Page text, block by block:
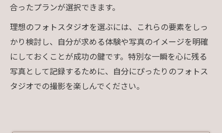
合ったプランが選択できます。
理想のフォトスタジオを選ぶには、これらの要素をしっ
かり検討し、自分が求める体験や写真のイメージを明確
にしておくことが成功の鍵です。特別な一瞬を心に残る
写真として記録するために、自分にぴったりのフォトス
タジオでの撮影を楽しんでください。